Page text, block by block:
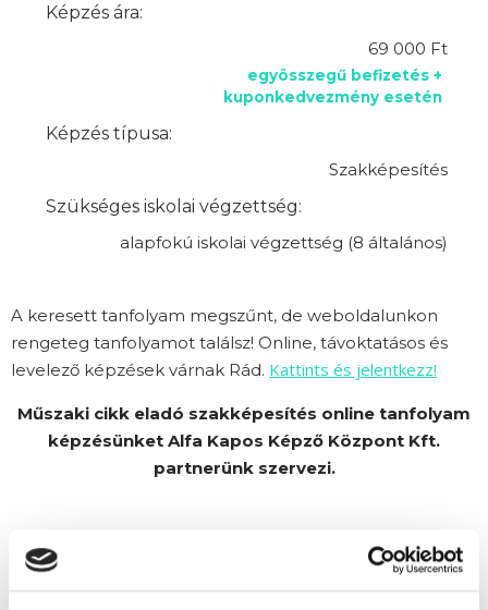
Képzés ára:
69 000 Ft
egyösszegű befizetés +
kuponkedvezmény esetén
Képzés típusa:
Szakképesítés
Szükséges iskolai végzettség:
alapfokú iskolai végzettség (8 általános)
A keresett tanfolyam megszűnt, de weboldalunkon
rengeteg tanfolyamot találsz! Online, távoktatásos és
levelező képzések várnak Rád. Kattints és jelentkezz!
Műszaki cikk eladó szakképesítés online tanfolyam
képzésünket Alfa Kapos Képző Központ Kft.
partnerünk szervezi.